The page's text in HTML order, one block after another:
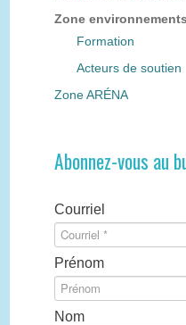
Zone
Formation
Acteurs de soutien
Zone ARÉNA
Abonnez-vous au
Courriel
Prénom
Nom